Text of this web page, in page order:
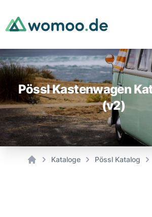
Pössl Kastenwagen
(v2)
Kataloge Pössl Katalog